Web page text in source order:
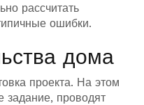
рассчитать
ошибки.
дома
проекта. На этом
задание, проводят